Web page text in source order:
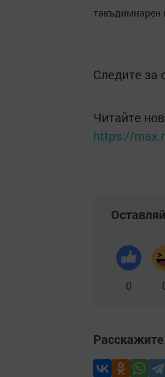
тәкъдимнәрен
Следите
Читайте
https://
0